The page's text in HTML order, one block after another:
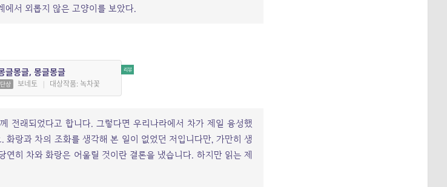
에서 외롭지 않은 고양이를 보았다.
글몽글, 몽글몽글
단상 보네토 | 대상작품: 녹차꽃
전래되었다고 합니다. 그렇다면 우리나라에서 차가 제일 융성했
랑과 차의 조화를 생각해 본 일이 없었던 저입니다만, 가만히 생
히 차와 화랑은 어울릴 것이란 결론을 냈습니다. 하지만 읽는 제